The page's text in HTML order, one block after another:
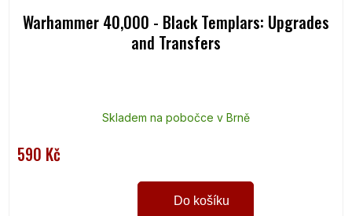
Warhammer 40,000 - Black Templars: Upgrades
and Transfers
Skladem na pobočce v Brně
590 Kč
Do košíku